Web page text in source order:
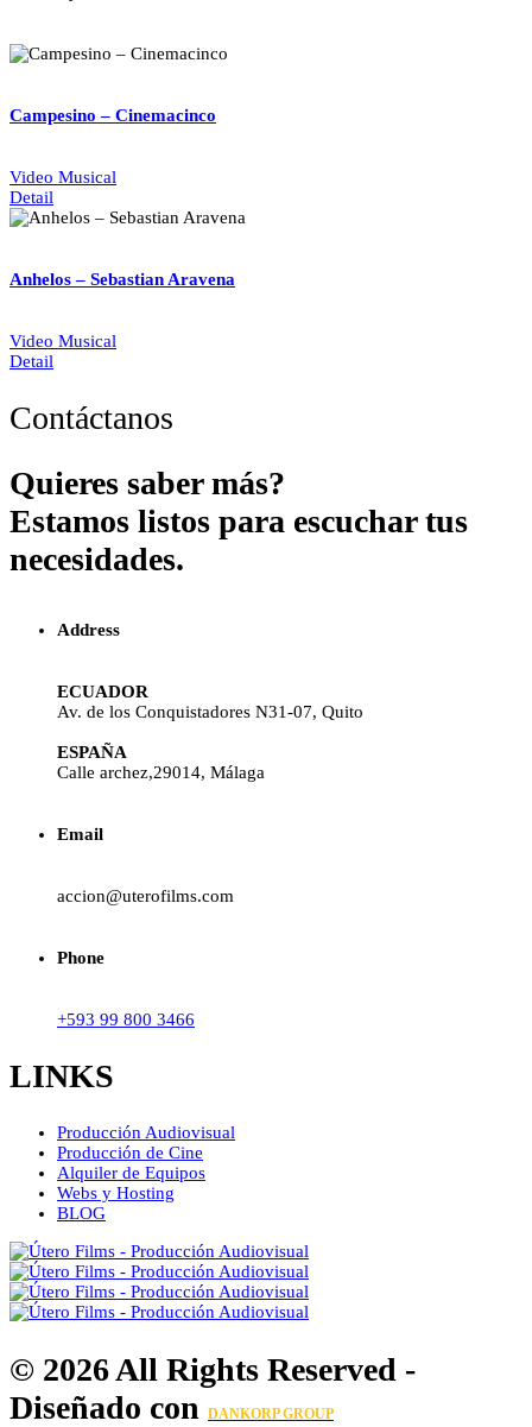
Campesino – Cinemacinco
Video Musical
Detail
Anhelos – Sebastian Aravena
Video Musical
Detail
Contáctanos
Quieres saber más?
Estamos listos para escuchar tus
necesidades.
Address
ECUADOR
Av. de los Conquistadores N31-07, Quito
ESPAÑA
Calle archez,29014, Málaga
Email
accion@uterofilms.com
Phone
+593 99 800 3466
LINKS
Producción Audiovisual
Producción de Cine
Alquiler de Equipos
Webs y Hosting
BLOG
© 2026 All Rights Reserved -
Diseñado con
DANKORP GROUP